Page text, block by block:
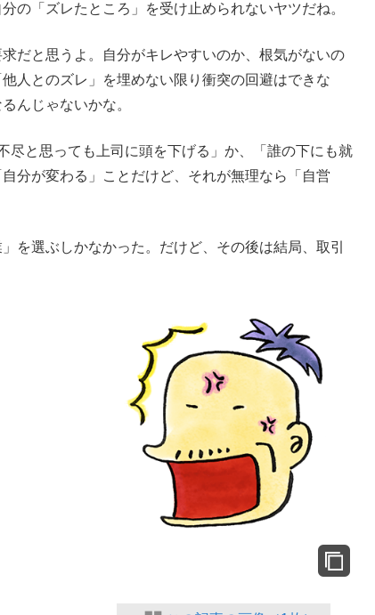
の「ズレたところ」を受け止められないヤツだね。
だと思うよ。自分がキレやすいのか、根気がないの
人とのズレ」を埋めない限り衝突の回避はできな
んじゃないかな。
と思っても上司に頭を下げる」か、「誰の下にも就
分が変わる」ことだけど、それが無理なら「自営
を選ぶしかなかった。だけど、その後は結局、取引